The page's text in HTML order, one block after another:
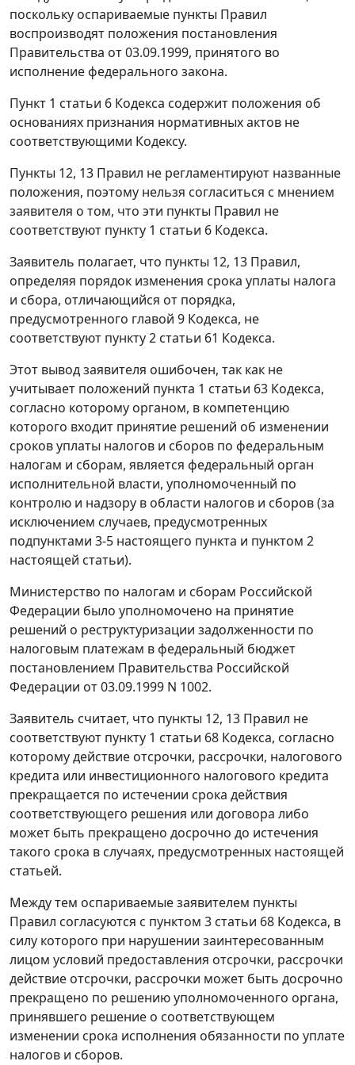
поскольку оспариваемые пункты Правил
воспроизводят положения постановления
Правительства от 03.09.1999, принятого во
исполнение федерального закона.
Пункт 1 статьи 6 Кодекса содержит положения об
основаниях признания нормативных актов не
соответствующими Кодексу.
Пункты 12, 13 Правил не регламентируют названные
положения, поэтому нельзя согласиться с мнением
заявителя о том, что эти пункты Правил не
соответствуют пункту 1 статьи 6 Кодекса.
Заявитель полагает, что пункты 12, 13 Правил,
определяя порядок изменения срока уплаты налога
и сбора, отличающийся от порядка,
предусмотренного главой 9 Кодекса, не
соответствуют пункту 2 статьи 61 Кодекса.
Этот вывод заявителя ошибочен, так как не
учитывает положений пункта 1 статьи 63 Кодекса,
согласно которому органом, в компетенцию
которого входит принятие решений об изменении
сроков уплаты налогов и сборов по федеральным
налогам и сборам, является федеральный орган
исполнительной власти, уполномоченный по
контролю и надзору в области налогов и сборов (за
исключением случаев, предусмотренных
подпунктами 3-5 настоящего пункта и пунктом 2
настоящей статьи).
Министерство по налогам и сборам Российской
Федерации было уполномочено на принятие
решений о реструктуризации задолженности по
налоговым платежам в федеральный бюджет
постановлением Правительства Российской
Федерации от 03.09.1999 N 1002.
Заявитель считает, что пункты 12, 13 Правил не
соответствуют пункту 1 статьи 68 Кодекса, согласно
которому действие отсрочки, рассрочки, налогового
кредита или инвестиционного налогового кредита
прекращается по истечении срока действия
соответствующего решения или договора либо
может быть прекращено досрочно до истечения
такого срока в случаях, предусмотренных настоящей
статьей.
Между тем оспариваемые заявителем пункты
Правил согласуются с пунктом 3 статьи 68 Кодекса, в
силу которого при нарушении заинтересованным
лицом условий предоставления отсрочки, рассрочки
действие отсрочки, рассрочки может быть досрочно
прекращено по решению уполномоченного органа,
принявшего решение о соответствующем
изменении срока исполнения обязанности по уплате
налогов и сборов.